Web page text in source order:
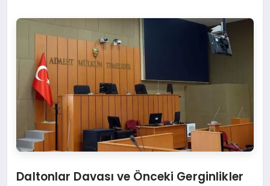
Daltonlar Davası ve Önceki Gerginlikler